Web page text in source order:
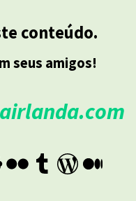
conteúdo.
seus amigos!